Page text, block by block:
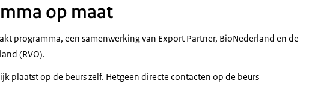
op maat
programma, een samenwerking van Export Partner, BioNederland en de
(RVO).
plaatst op de beurs zelf. Hetgeen directe contacten op de beurs